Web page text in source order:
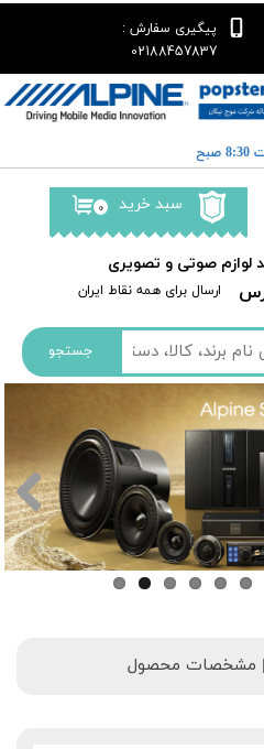
جستجو
​​ارسال برای همه نقاط ایران
پیگیری سفارش :
02188457837
۰ سبد خرید
لوازم صوتی و تصویری
| مشخصات محصول